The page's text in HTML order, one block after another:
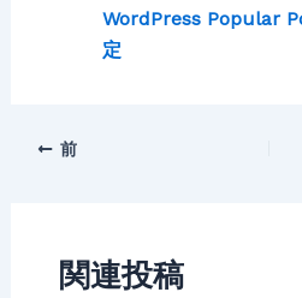
WordPress Popular
定
前
関連投稿